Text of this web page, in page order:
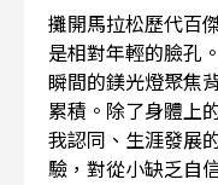
攤開馬拉松歷代百
是相對年輕的臉孔
瞬間的鎂光燈聚焦
累積。除了身體上
我認同、生涯發展
驗，對從小缺乏自